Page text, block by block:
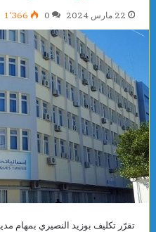
22 مارس 2024 0 1٬366
تقرّر تكليف بوزيد النصيري بمهام